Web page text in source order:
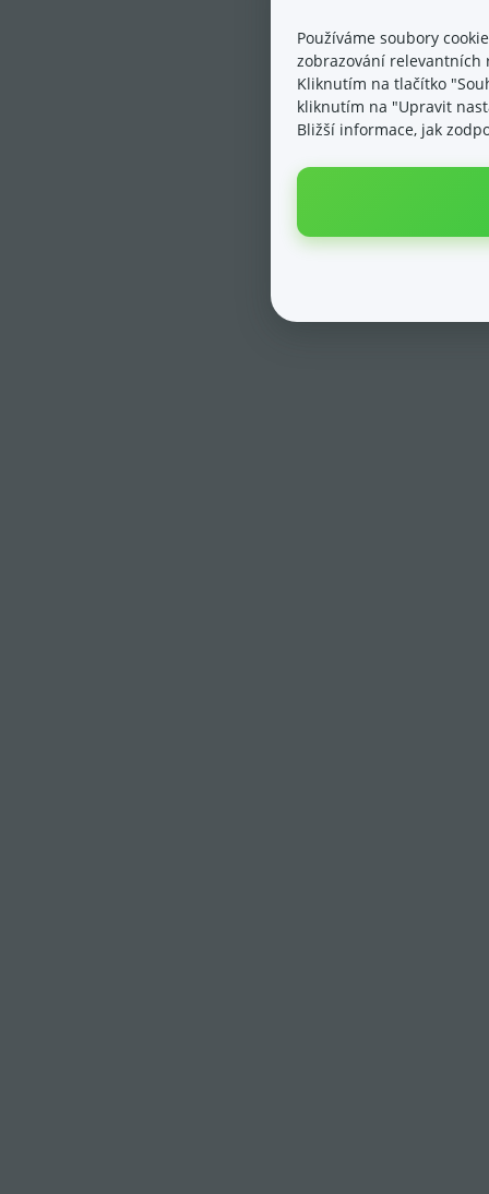
Používáme soubory
zobrazování relevantních
Kliknutím na tlačítko
kliknutím na "Upravit
Bližší informace, jak